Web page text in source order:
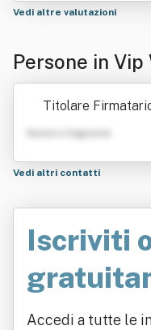
Vedi altre valutazioni
Persone in Vip
g
Titolare
Nome e Cognome
Vedi altri contatti
Iscriviti
Accedi a tutte le